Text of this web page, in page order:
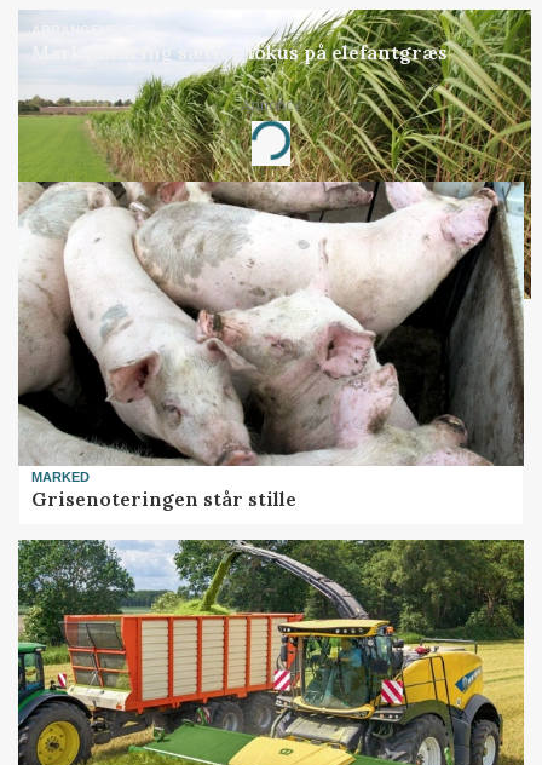
ARRANGEMENT
Markvandring sætter fokus på elefantgræs
Annonce
Loading...
MARKED
Grisenoteringen står stille